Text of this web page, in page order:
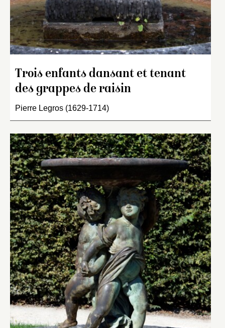
Trois enfants dansant et tenant
des grappes de raisin
Pierre Legros (1629-1714)